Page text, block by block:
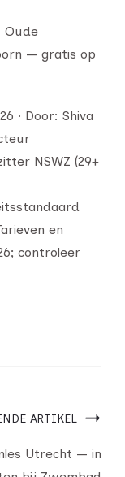
Oude
— gratis op
· Door: Shiva
NSWZ (29+
en
controleer
ARTIKEL
Utrecht — in